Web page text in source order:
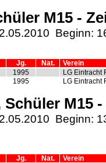
M15 -
Beginn:
Jg. Nat.
Verein
1995
LG Eintracht
1995 LG Eintracht
Schüler M15
Beginn:
Jg. Nat.
Verein